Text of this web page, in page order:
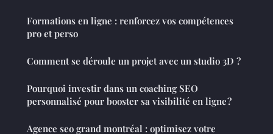
Formations en ligne : renforcez vos compétences
pro et perso
Comment se déroule un projet avec un studio 3D ?
Pourquoi investir dans un coaching SEO
personnalisé pour booster sa visibilité en ligne ?
Agence seo grand montréal : optimisez votre